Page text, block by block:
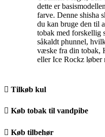
dette er
farve. Denne shisha
du kan bruge den til
tobak med forskellig
såkaldt phunnel,
væske fra din tobak,
eller Ice Rockz løber
 Tilkøb kul
 Køb tobak til vandpibe
 Køb tilbehør